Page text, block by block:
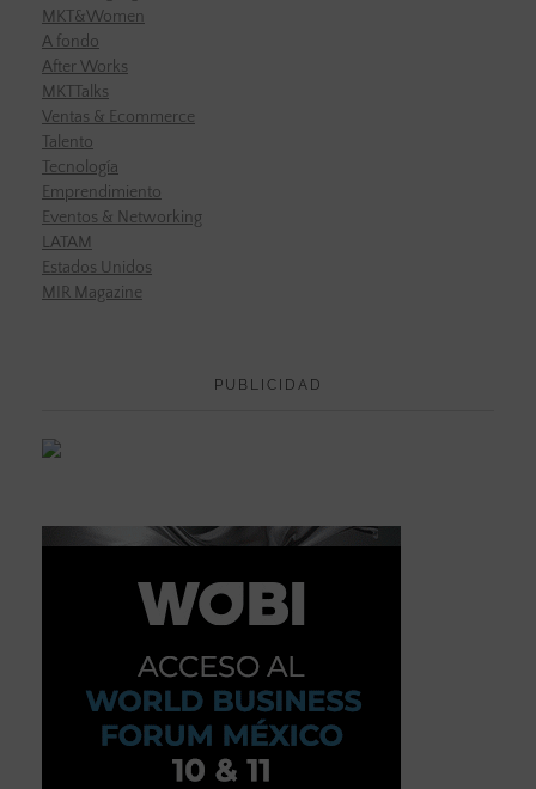
MKT&Women
A fondo
After Works
MKTTalks
Ventas & Ecommerce
Talento
Tecnología
Emprendimiento
Eventos & Networking
LATAM
Estados Unidos
MIR Magazine
PUBLICIDAD